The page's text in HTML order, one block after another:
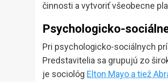
činnosti a vytvoriť všeobecne
Psychologicko-
Pri psychologicko-sociálnych
Predstavitelia sa grupujú zo
je sociológ Elton Mayo a tiež